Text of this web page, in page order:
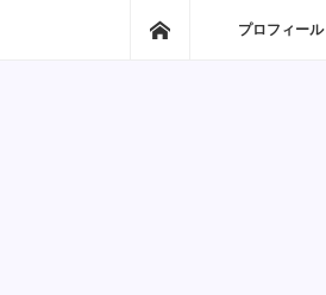
ホームプロフィール